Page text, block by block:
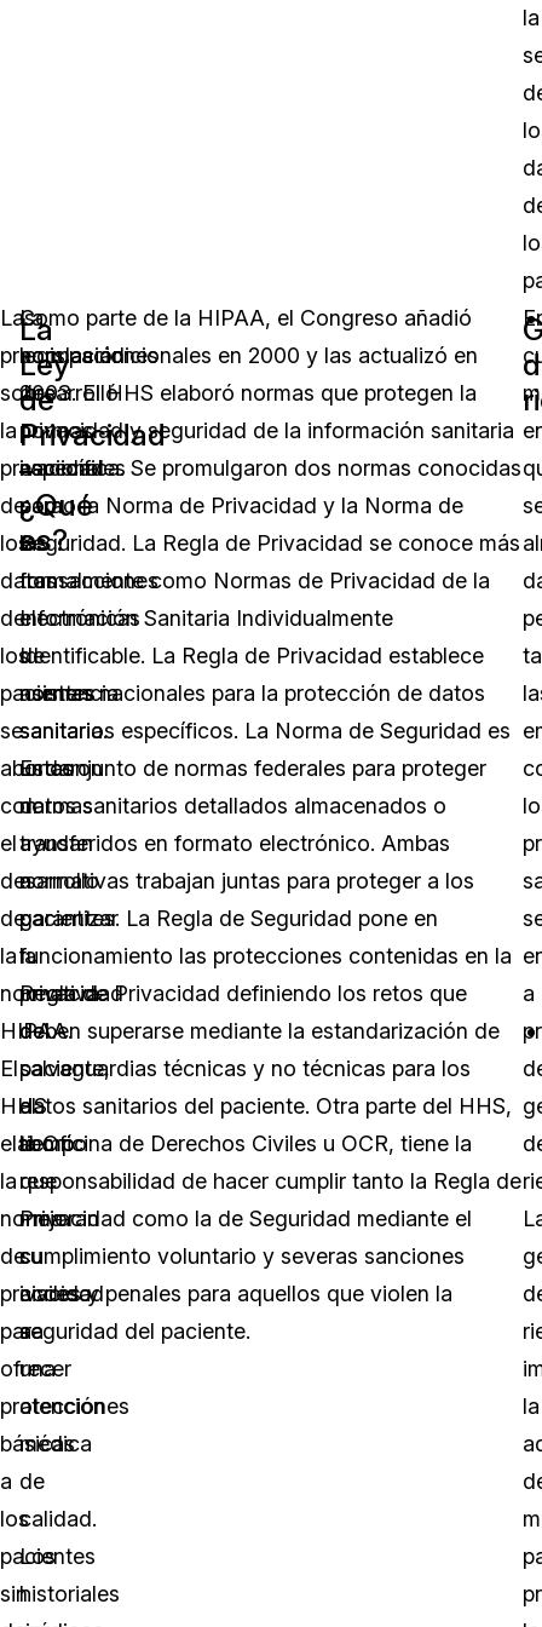
la
Las
preocupaciones
sobre
la
privacidad
de
los
datos
de
los
pacientes
se
abordaron
con
el
desarrollo
de
la
normativa
HIPAA.
El
HHS
elaboró
la
norma
de
privacidad
para
ofrecer
protecciones
básicas
a
los
pacientes
sin
La
legislación
desarrolló
normas
nacionales
para
las
transacciones
electrónicas
de
asistencia
sanitaria.
Estas
normas
ayudan
a
garantizar
la
privacidad
del
paciente,
al
tiempo
que
mejoran
su
acceso
a
una
atención
médica
de
calidad.
Los
historiales
La
Ley
de
Privacidad
–
¿Qué
es?
Como parte de la HIPAA, el Congreso añadió
normas adicionales en 2000 y las actualizó en
2003. El HHS elaboró normas que protegen la
privacidad y seguridad de la información sanitaria
específica. Se promulgaron dos normas conocidas
como la Norma de Privacidad y la Norma de
Seguridad. La Regla de Privacidad se conoce más
formalmente como Normas de Privacidad de la
Información Sanitaria Individualmente
Identificable. La Regla de Privacidad establece
normas nacionales para la protección de datos
sanitarios específicos. La Norma de Seguridad es
un conjunto de normas federales para proteger
datos sanitarios detallados almacenados o
transferidos en formato electrónico. Ambas
normativas trabajan juntas para proteger a los
pacientes. La Regla de Seguridad pone en
funcionamiento las protecciones contenidas en la
Regla de Privacidad definiendo los retos que
deben superarse mediante la estandarización de
salvaguardias técnicas y no técnicas para los
datos sanitarios del paciente. Otra parte del HHS,
la Oficina de Derechos Civiles u OCR, tiene la
responsabilidad de hacer cumplir tanto la Regla de
Privacidad como la de Seguridad mediante el
cumplimiento voluntario y severas sanciones
civiles y penales para aquellos que violen la
seguridad del paciente.
a
la